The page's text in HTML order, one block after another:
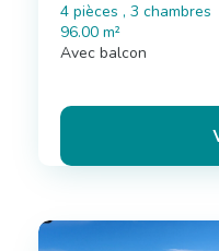
4 pièces , 3 chambres
96.00 m²
Avec balcon